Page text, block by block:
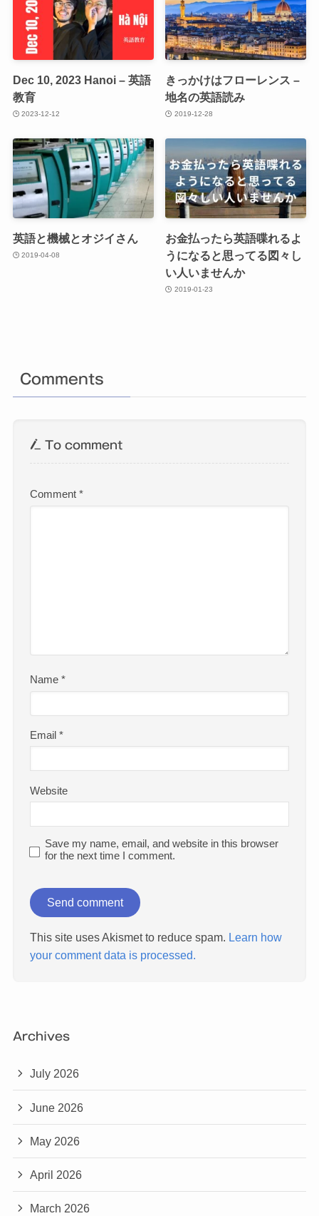
Dec 10, 2023 Hanoi – 英語
教育
2023-12-12
きっかけはフローレンス –
地名の英語読み
2019-12-28
英語と機械とオジイさん
2019-04-08
お金払ったら英語喋れるよ
うになると思ってる図々し
い人いませんか
2019-01-23
Comments
To comment
Comment*
Name*
Email*
Website
Save my name, email, and website in this browser
for the next time I comment.
This site uses Akismet to reduce spam. Learn how
your comment data is processed.
Archives
July 2026
June 2026
May 2026
April 2026
March 2026